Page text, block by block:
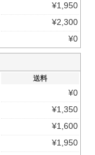
¥1,950
¥2,300
¥0
送料
¥0
¥1,350
¥1,600
¥1,950